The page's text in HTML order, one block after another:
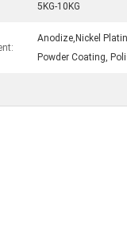
5KG-10KG
Anodize,Nickel
Powder Coating,